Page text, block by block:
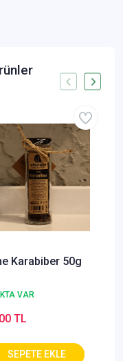
Tane Karabiber 50g
VAR
TL